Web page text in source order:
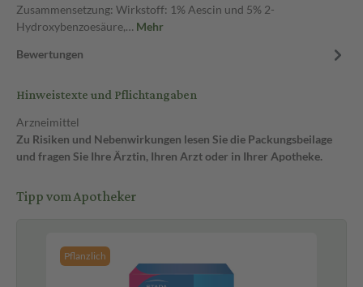
Zusammensetzung: Wirkstoff: 1% Aescin und 5% 2-
Hydroxybenzoesäure,… Mehr
Bewertungen
Hinweistexte und Pflichtangaben
Arzneimittel
Zu Risiken und Nebenwirkungen lesen Sie die Packungsbeilage
und fragen Sie Ihre Ärztin, Ihren Arzt oder in Ihrer Apotheke.
Tipp vom Apotheker
Pflanzlich